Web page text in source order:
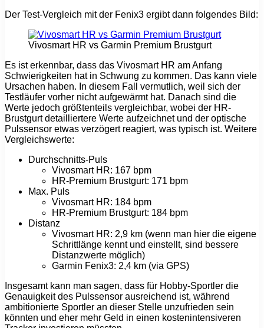
Der Test-Vergleich mit der Fenix3 ergibt dann folgendes Bild:
Vivosmart HR vs Garmin Premium Brustgurt
Es ist erkennbar, dass das Vivosmart HR am Anfang
Schwierigkeiten hat in Schwung zu kommen. Das kann viele
Ursachen haben. In diesem Fall vermutlich, weil sich der
Testläufer vorher nicht aufgewärmt hat. Danach sind die
Werte jedoch größtenteils vergleichbar, wobei der HR-
Brustgurt detailliertere Werte aufzeichnet und der optische
Pulssensor etwas verzögert reagiert, was typisch ist. Weitere
Vergleichswerte:
Durchschnitts-Puls
Vivosmart HR: 167 bpm
HR-Premium Brustgurt: 171 bpm
Max. Puls
Vivosmart HR: 184 bpm
HR-Premium Brustgurt: 184 bpm
Distanz
Vivosmart HR: 2,9 km (wenn man hier die eigene
Schrittlänge kennt und einstellt, sind bessere
Distanzwerte möglich)
Garmin Fenix3: 2,4 km (via GPS)
Insgesamt kann man sagen, dass für Hobby-Sportler die
Genauigkeit des Pulssensor ausreichend ist, während
ambitionierte Sportler an dieser Stelle unzufrieden sein
könnten und eher mehr Geld in einen kostenintensiveren